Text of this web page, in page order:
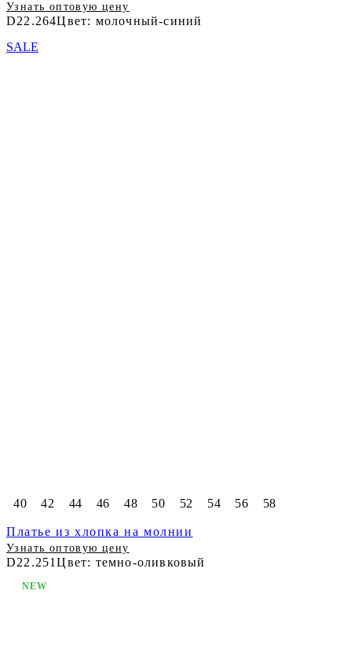
Узнать оптовую цену
D22.264Цвет: молочный-синий
40 42 44 46 48 50 52 54 56 58
Платье из хлопка на молнии
Узнать оптовую цену
D22.251Цвет: темно-оливковый
SALE
NEW